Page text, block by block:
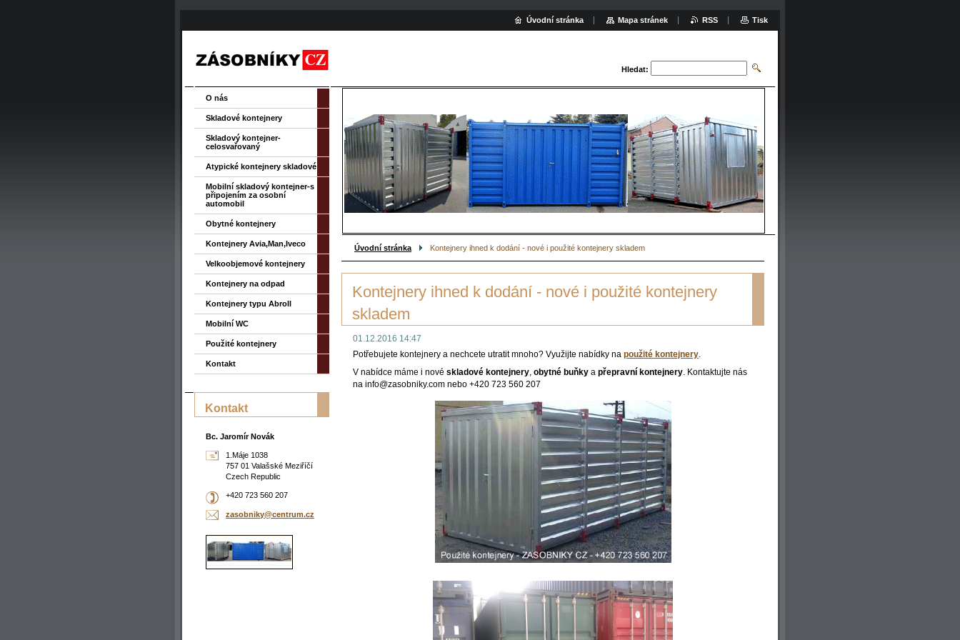
Hledat:
Úvodní stránka Kontejnery ihned k dodání - nové i použité kontejnery skladem
Kontejnery ihned k dodání - nové i použité kontejnery
skladem
01.12.2016 14:47
Potřebujete kontejnery a nechcete utratit mnoho? Využijte nabídky na použité kontejnery.
V nabídce máme i nové skladové kontejnery, obytné buňky a přepravní kontejnery. Kontaktujte nás
na info@zasobniky.com nebo +420 723 560 207
O nás
Skladové kontejnery
Skladový kontejner-
celosvařovaný
Atypické kontejnery skladové
Mobilní skladový kontejner-s
připojením za osobní
automobil
Obytné kontejnery
Kontejnery Avia,Man,Iveco
Velkoobjemové kontejnery
Kontejnery na odpad
Kontejnery typu Abroll
Mobilní WC
Použité kontejnery
Kontakt
Kontakt
Bc. Jaromír Novák
1.Máje 1038
757 01 Valašské Meziříčí
Czech Republic
+420 723 560 207
zasobniky@centrum.cz
Úvodní stránka Mapa stránek RSS Tisk